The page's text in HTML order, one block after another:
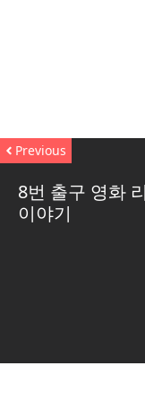
Previous
8번 출구 영화
이야기